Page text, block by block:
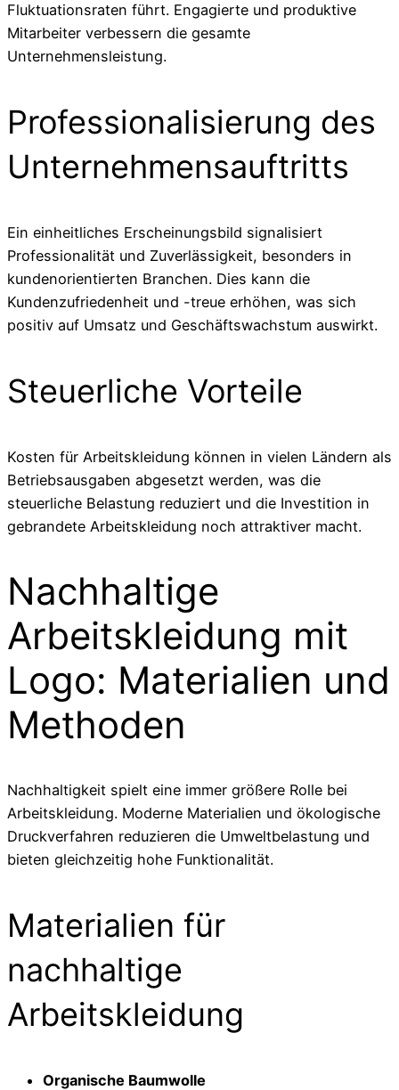
Fluktuationsraten führt. Engagierte und produktive
Mitarbeiter verbessern die gesamte
Unternehmensleistung.
Professionalisierung des
Unternehmensauftritts
Ein einheitliches Erscheinungsbild signalisiert
Professionalität und Zuverlässigkeit, besonders in
kundenorientierten Branchen. Dies kann die
Kundenzufriedenheit und -treue erhöhen, was sich
positiv auf Umsatz und Geschäftswachstum auswirkt.
Steuerliche Vorteile
Kosten für Arbeitskleidung können in vielen Ländern als
Betriebsausgaben abgesetzt werden, was die
steuerliche Belastung reduziert und die Investition in
gebrandete Arbeitskleidung noch attraktiver macht.
Nachhaltige
Arbeitskleidung mit
Logo: Materialien und
Methoden
Nachhaltigkeit spielt eine immer größere Rolle bei
Arbeitskleidung. Moderne Materialien und ökologische
Druckverfahren reduzieren die Umweltbelastung und
bieten gleichzeitig hohe Funktionalität.
Materialien für
nachhaltige
Arbeitskleidung
Organische Baumwolle